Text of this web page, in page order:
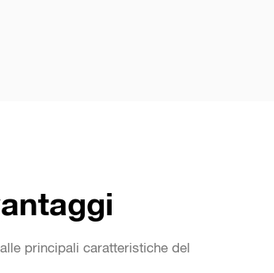
principali caratteristiche del